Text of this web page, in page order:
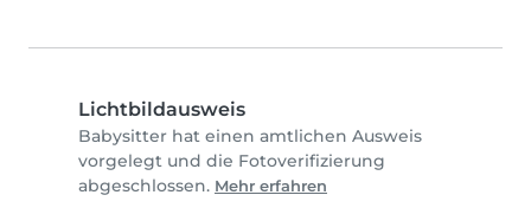
Lichtbildausweis
Babysitter hat einen amtlichen Ausweis
vorgelegt und die Fotoverifizierung
abgeschlossen. Mehr erfahren